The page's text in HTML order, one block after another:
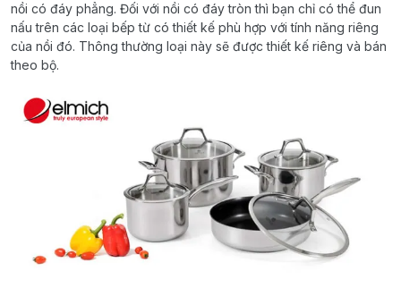
nồi có đáy phẳng. Đối với nồi có đáy tròn thì bạn chỉ có thể đun
nấu trên các loại bếp từ có thiết kế phù hợp với tính năng riêng
của nồi đó. Thông thường loại này sẽ được thiết kế riêng và bán
theo bộ.